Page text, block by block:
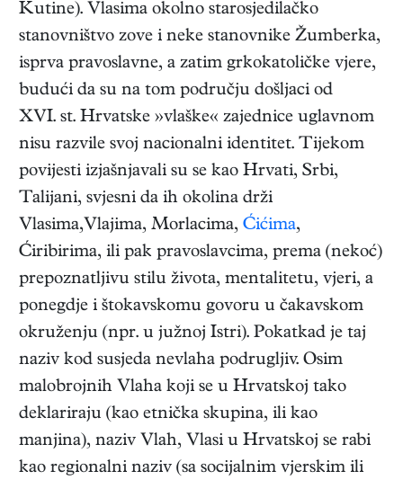
Kutine). Vlasima okolno starosjedilačko
stanovništvo zove i neke stanovnike Žumberka,
isprva pravoslavne, a zatim grkokatoličke vjere,
budući da su na tom području došljaci od
XVI. st. Hrvatske »vlaške« zajednice uglavnom
nisu razvile svoj nacionalni identitet. Tijekom
povijesti izjašnjavali su se kao Hrvati, Srbi,
Talijani, svjesni da ih okolina drži
Vlasima,Vlajima, Morlacima, Ćićima,
Ćiribirima, ili pak pravoslavcima, prema (nekoć)
prepoznatljivu stilu života, mentalitetu, vjeri, a
ponegdje i štokavskomu govoru u čakavskom
okruženju (npr. u južnoj Istri). Pokatkad je taj
naziv kod susjeda nevlaha podrugljiv. Osim
malobrojnih Vlaha koji se u Hrvatskoj tako
deklariraju (kao etnička skupina, ili kao
manjina), naziv Vlah, Vlasi u Hrvatskoj se rabi
kao regionalni naziv (sa socijalnim vjerskim ili